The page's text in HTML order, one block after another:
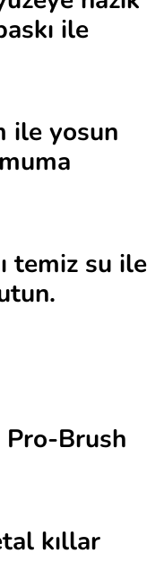
ile
ile yosun
temiz su ile
Brush
kıllar